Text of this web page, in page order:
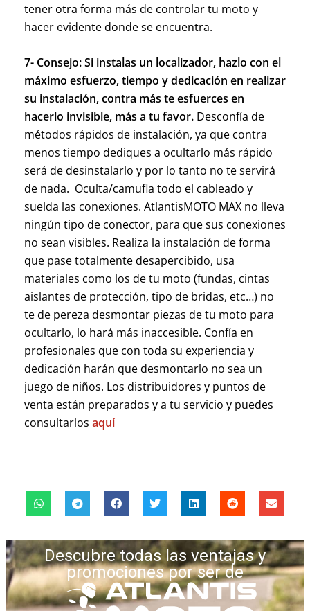
tener otra forma más de controlar tu moto y
hacer evidente donde se encuentra.
7- Consejo: Si instalas un localizador, hazlo con el
máximo esfuerzo, tiempo y dedicación en realizar
su instalación, contra más te esfuerces en
hacerlo invisible, más a tu favor.Desconfía de
métodos rápidos de instalación, ya que contra
menos tiempo dediques a ocultarlo más rápido
será de desinstalarlo y por lo tanto no te servirá
de nada. Oculta/camufla todo el cableado y
suelda las conexiones. AtlantisMOTO MAX no lleva
ningún tipo de conector, para que sus conexiones
no sean visibles. Realiza la instalación de forma
que pase totalmente desapercibido, usa
materiales como los de tu moto (fundas, cintas
aislantes de protección, tipo de bridas, etc…) no
te de pereza desmontar piezas de tu moto para
ocultarlo, lo hará más inaccesible. Confía en
profesionales que con toda su experiencia y
dedicación harán que desmontarlo no sea un
juego de niños. Los distribuidores y puntos de
venta están preparados y a tu servicio y puedes
consultarlos aquí
Descubre todas las ventajas y
promociones por ser de